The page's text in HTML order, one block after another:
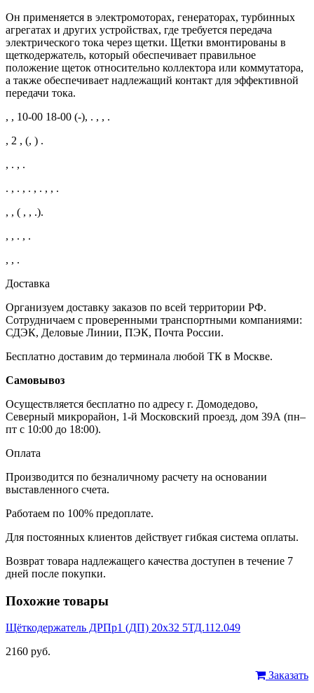
Он применяется в электромоторах, генераторах, турбинных
агрегатах и других устройствах, где требуется передача
электрического тока через щетки. Щетки вмонтированы в
щеткодержатель, который обеспечивает правильное
положение щеток относительно коллектора или коммутатора,
а также обеспечивает надлежащий контакт для эффективной
передачи тока.
, , 10-00 18-00 (-), . , , .
, 2 , (, ) .
, . , .
. , . , . , . , , .
, , ( , , .).
, , . , .
, , .
Доставка
Организуем доставку заказов по всей территории РФ.
Сотрудничаем с проверенными транспортными компаниями:
СДЭК, Деловые Линии, ПЭК, Почта России.
Бесплатно доставим до терминала любой ТК в Москве.
Самовывоз
Осуществляется бесплатно по адресу г. Домодедово,
Северный микрорайон, 1-й Московский проезд, дом 39А (пн–
пт с 10:00 до 18:00).
Оплата
Производится по безналичному расчету на основании
выставленного счета.
Работаем по 100% предоплате.
Для постоянных клиентов действует гибкая система оплаты.
Возврат товара надлежащего качества доступен в течение 7
дней после покупки.
Похожие товары
Щёткодержатель ДРПр1 (ДП) 20х32 5ТД.112.049
2160 руб.
Заказать